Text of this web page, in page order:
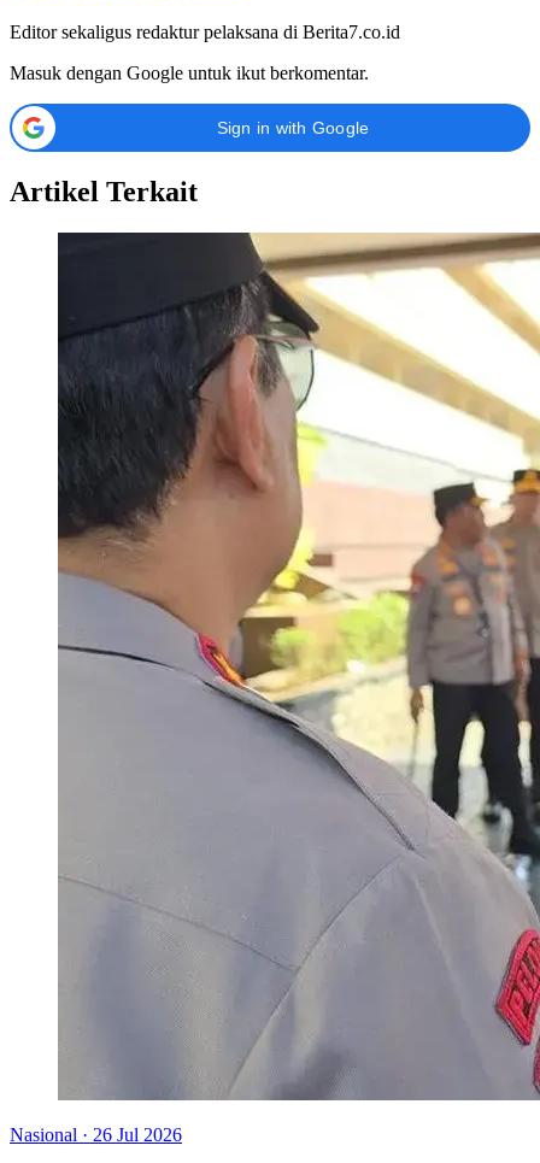
Editor sekaligus redaktur pelaksana di Berita7.co.id
Masuk dengan Google untuk ikut berkomentar.
Sign in with Google
Artikel Terkait
Nasional · 26 Jul 2026